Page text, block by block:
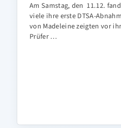
Am Samstag, den 11.12.
viele ihre erste DTSA-
von Madeleine zeigten vor
Prüfer …